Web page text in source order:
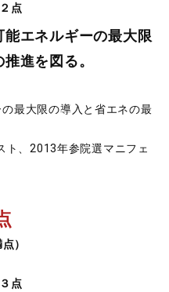
点
エネルギーの最大限
進を図る。
最大限の導入と省エネの最
ト、2013年参院選マニフェ
）
点